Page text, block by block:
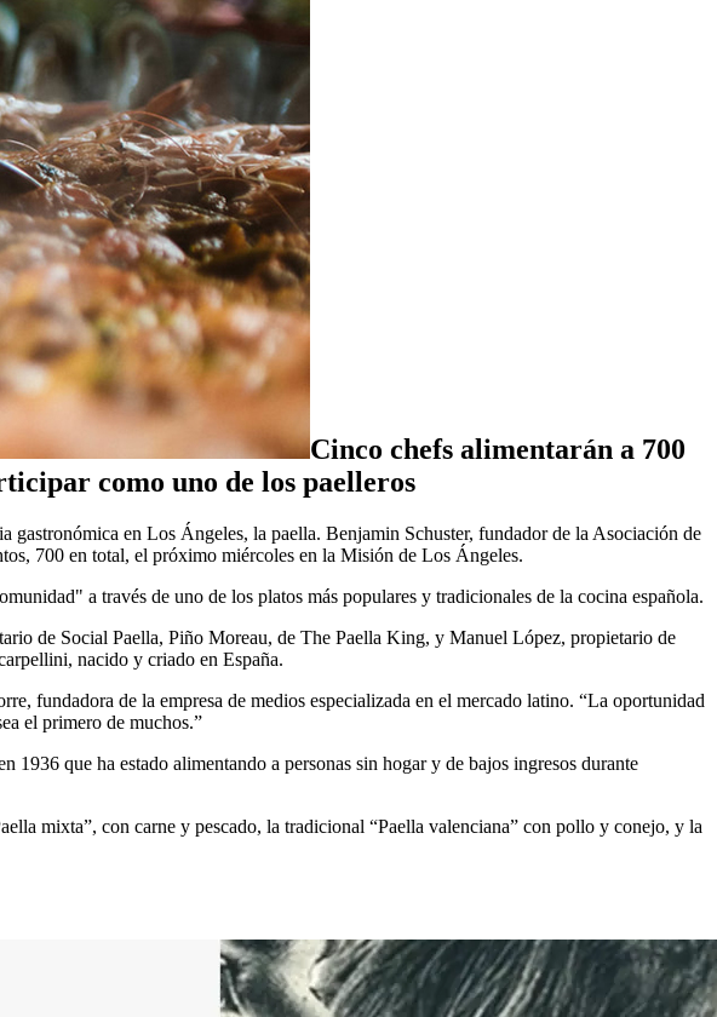
Cinco chefs alimentarán a 700
como uno de los paelleros
gastronómica en Los Ángeles, la paella. Benjamin Schuster, fundador de la Asociación de
700 en total, el próximo miércoles en la Misión de Los Ángeles.
a través de uno de los platos más populares y tradicionales de la cocina española.
de Social Paella, Piño Moreau, de The Paella King, y Manuel López, propietario de
nacido y criado en España.
fundadora de la empresa de medios especializada en el mercado latino. “La oportunidad
el primero de muchos.”
que ha estado alimentando a personas sin hogar y de bajos ingresos durante
mixta”, con carne y pescado, la tradicional “Paella valenciana” con pollo y conejo, y la